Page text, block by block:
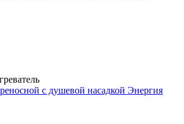
с душевой насадкой Энергия